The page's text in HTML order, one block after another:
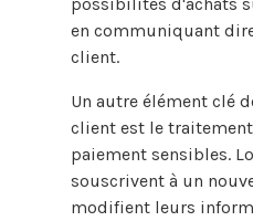
en communiquant
client.
Un autre élément clé
client est le
paiement sensibles.
souscrivent à un
modifient leurs